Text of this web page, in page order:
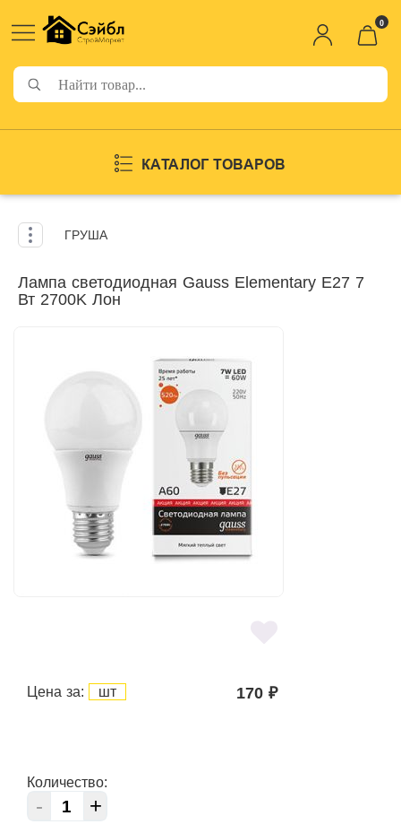
0
КАТАЛОГ ТОВАРОВ
ГРУША
Лампа светодиодная Gauss Elementary E27 7
Вт 2700K Лон
Цена за: шт 170 ₽
Количество:
- +